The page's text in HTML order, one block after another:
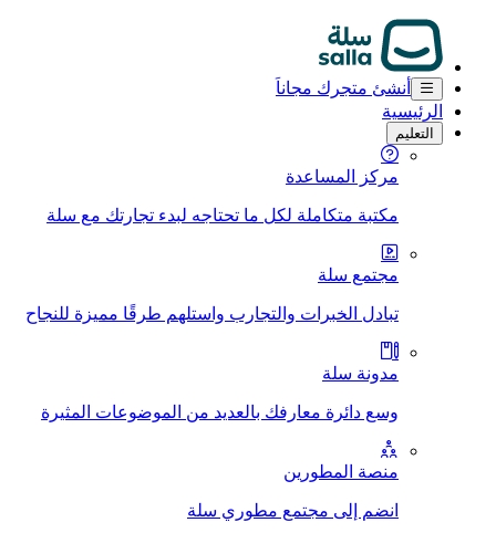
أنشئ متجرك مجاناَ
الرئيسية
التعليم
مركز المساعدة
مكتبة متكاملة لكل ما تحتاجه لبدء تجارتك مع سلة
مجتمع سلة
تبادل الخبرات والتجارب واستلهم طرقًا مميزة للنجاح
مدونة سلة
وسع دائرة معارفك بالعديد من الموضوعات المثيرة
منصة المطورين
انضم إلى مجتمع مطوري سلة